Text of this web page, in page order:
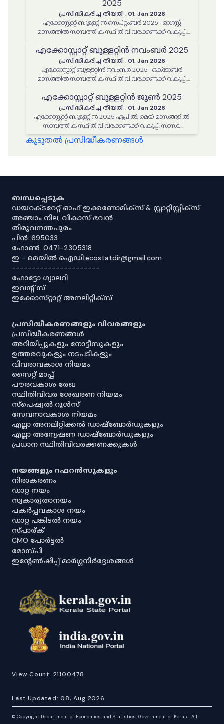
2025
പ്രസിദ്ധീകരിച്ച തീയതി : 01, Jan 2026
എക്കോസ്റ്റാറ്റ് ബുള്ളറ്റിൻ സെപ്റ്റംബർ 2025- ഓഗസ്റ്റ്
മാസത്തിൽ സാമ്പത്തിക സ്ഥിതിവിവരക്കണക്ക് വകുപ്പ്,
നടപ്പിലാക്കിയ പരിപാടികൾ, പ്രവർത്തനങ്ങൾ
എക്കോസ്റ്റാറ്റ് ബുള്ളറ്റിൻ നവംബർ 2025
പ്രസിദ്ധീകരിച്ച തീയതി : 01, Jan 2026
എക്കോസ്റ്റാറ്റ് ബുള്ളറ്റിൻ നവംബർ 2025- ഒക്ടോബർ
മാസത്തിൽ സാമ്പത്തിക സ്ഥിതിവിവരക്കണക്ക് വകുപ്പ്,
നടപ്പിലാക്കിയ പരിപാടികൾ, പ്രവർത്തനങ്ങൾ
എക്കോസ്റ്റാറ്റ് ബുള്ളറ്റിൻ ജൂൺ 2025
പ്രസിദ്ധീകരിച്ച തീയതി : 01, Jan 2026
എക്കോസ്റ്റാറ്റ് ബുള്ളറ്റിൻ 2025 ഏപ്രിൽ, മെയ് മാസങ്ങളിൽ
സാമ്പത്തിക സ്ഥിതിവിവരക്കണക്ക് വകുപ്പ്, സാസാ,
സ്റ്റാറ്റിസ്റ്റിക്കൽ കമ്മീഷൻ എന്നിവ മുഖേനെ നടപ്പിലാക്കിയ
പരിപാടികൾ, പ്രവർത്തനങ്ങൾ എന്നിവ
കൂടുതൽ പ്രസിദ്ധീകരണങ്ങൾ
ബന്ധപ്പെടുക
ഡയറക്ടറേറ്റ് ഓഫ് ഇക്കണോമിക്സ് & സ്റ്റാറ്റിസ്റ്റിക്സ്
അഞ്ചാം നില, വികാസ് ഭവൻ
തിരുവനന്തപുരം
പിൻ: 695033
ഫോൺ: 0471-2305318
ഇ - മെയിൽ ഐഡി:ecostatdir@gmail.com
----------------------
ഫോട്ടോ ഗ്യാലറി
ഇവൻ്റ് സ്
ഇക്കോസ്‌റ്റാറ്റ് അനലിറ്റിക്‌സ്
പ്രസിദ്ധീകരണങ്ങളും വിവരങ്ങളും
പ്രസിദ്ധീകരണങ്ങൾ
അറിയിപ്പുകളും നോട്ടീസുകളും
ഉത്തരവുകളും നടപടികളും
വിവരാവകാശ നിയമം
സൈറ്റ് മാപ്പ്
പൗരവകാശ രേഖ
സ്ഥിതിവിവര ശേഖരണ നിയമം
സ്‌പെഷ്യൽ റൂൾസ്
സേവനാവകാശ നിയമം
എല്ലാ അനലിറ്റിക്കൽ ഡാഷ്‌ബോർഡുകളും
എല്ലാ അന്വേഷണ ഡാഷ്‌ബോർഡുകളും
പ്രധാന സ്ഥിതിവിവരക്കണക്കുകൾ
നയങ്ങളും റഫറൻസുകളും
നിരാകരണം
ഡാറ്റ നയം
സ്വകാര്യതാനയം
പകർപ്പവകാശ നയം
ഡാറ്റ പങ്കിടൽ നയം
സ്പാര്ക്
CMO പോർട്ടൽ
മോസ്പി
ഇൻ്റേൺഷിപ്പ് മാർഗ്ഗനിർദ്ദേശങ്ങൾ
View Count: 21100478
Last Updated:08, Aug 2026
© Copyright Department of Economics and Statistics, Government of Kerala. All